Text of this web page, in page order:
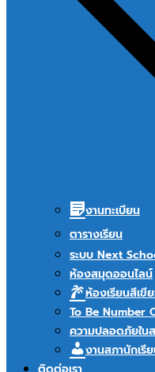
งานทะเบียน
ตารางเรียน
ระบบ Next
ห้องสมุดออนไลน์
ห้องเรียนสีเขี
To Be Number
ความปลอดภัยใน
งานสภานักเรี